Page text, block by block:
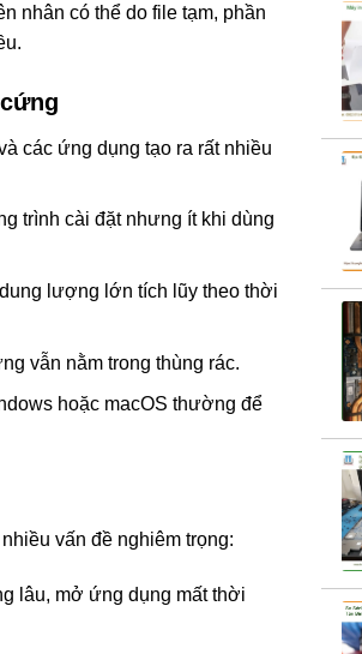
nhân có thể do file tạm, phần
các ứng dụng tạo ra rất nhiều
trình cài đặt nhưng ít khi dùng
lượng lớn tích lũy theo thời
vẫn nằm trong thùng rác.
hoặc macOS thường để
vấn đề nghiêm trọng:
lâu, mở ứng dụng mất thời